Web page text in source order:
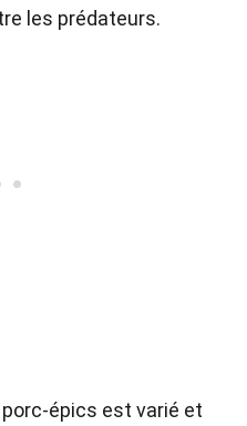
les prédateurs.
épics est varié et